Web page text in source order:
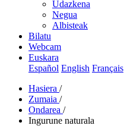
Udazkena
Negua
Albisteak
Bilatu
Webcam
Euskara
Español English Français
Hasiera /
Zumaia /
Ondarea /
Ingurune naturala